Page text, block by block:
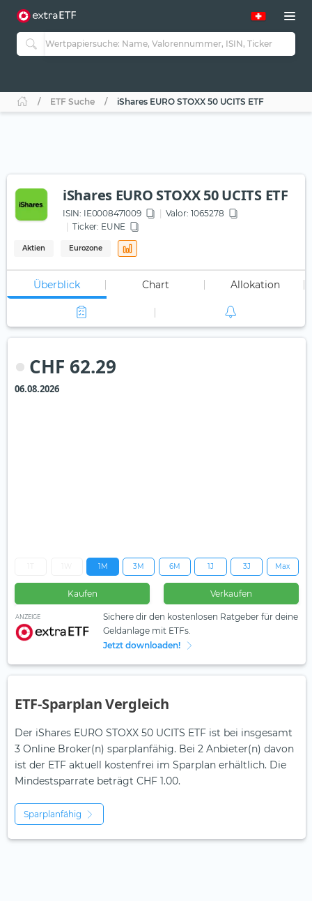
ETF Suche iShares EURO STOXX 50 UCITS ETF
iShares EURO STOXX 50 UCITS ETF
ISIN: IE0008471009
Valor: 1065278
Ticker: EUNE
Aktien Eurozone
Überblick Chart Allokation
CHF 62.29
06.08.2026
1M 3M 6M 1J 3J Max
Kaufen Verkaufen
ANZEIGE
Sichere dir den kostenlosen Ratgeber für deine
Geldanlage mit ETFs.
Jetzt downloaden!
ETF-Sparplan Vergleich
Der iShares EURO STOXX 50 UCITS ETF ist bei insgesamt
3 Online Broker(n) sparplanfähig. Bei 2 Anbieter(n) davon
ist der ETF aktuell kostenfrei im Sparplan erhältlich. Die
Mindestsparrate beträgt CHF 1.00.
Sparplanfähig